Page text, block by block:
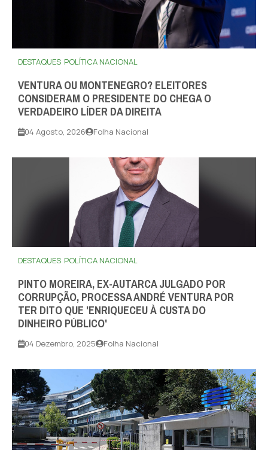
DESTAQUES POLÍTICA NACIONAL
VENTURA OU MONTENEGRO? ELEITORES
CONSIDERAM O PRESIDENTE DO CHEGA O
VERDADEIRO LÍDER DA DIREITA
04 Agosto, 2026 Folha Nacional
DESTAQUES POLÍTICA NACIONAL
PINTO MOREIRA, EX-AUTARCA JULGADO POR
CORRUPÇÃO, PROCESSA ANDRÉ VENTURA POR
TER DITO QUE 'ENRIQUECEU À CUSTA DO
DINHEIRO PÚBLICO'
04 Dezembro, 2025 Folha Nacional